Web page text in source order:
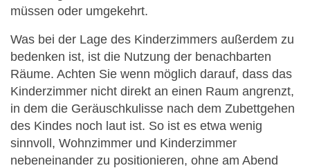
müssen oder umgekehrt.
Was bei der Lage des Kinderzimmers außerdem zu
bedenken ist, ist die Nutzung der benachbarten
Räume. Achten Sie wenn möglich darauf, dass das
Kinderzimmer nicht direkt an einen Raum angrenzt,
in dem die Geräuschkulisse nach dem Zubettgehen
des Kindes noch laut ist. So ist es etwa wenig
sinnvoll, Wohnzimmer und Kinderzimmer
nebeneinander zu positionieren, ohne am Abend